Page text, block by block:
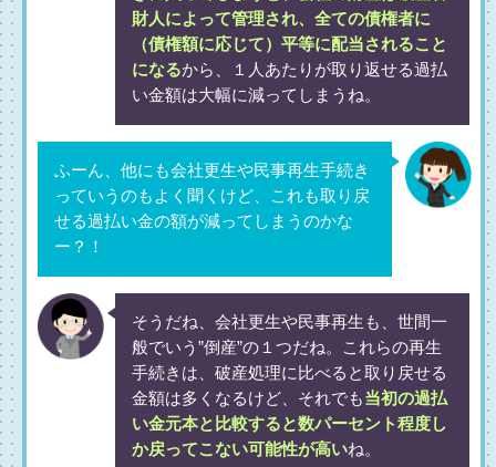
財人によって管理され、全ての債権者に
（債権額に応じて）平等に配当されること
になるから、１人あたりが取り返せる過払
い金額は大幅に減ってしまうね。
ふーん、他にも会社更生や民事再生手続き
っていうのもよく聞くけど、これも取り戻
せる過払い金の額が減ってしまうのかな
ー？！
そうだね、会社更生や民事再生も、世間一
般でいう”倒産”の１つだね。これらの再生
手続きは、破産処理に比べると取り戻せる
金額は多くなるけど、それでも当初の過払
い金元本と比較すると数パーセント程度し
か戻ってこない可能性が高いね。